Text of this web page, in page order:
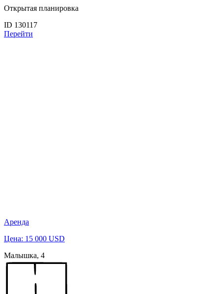
Открытая планировка
ID 130117
Перейти
Аренда
Цена: 15 000 USD
Малышка, 4